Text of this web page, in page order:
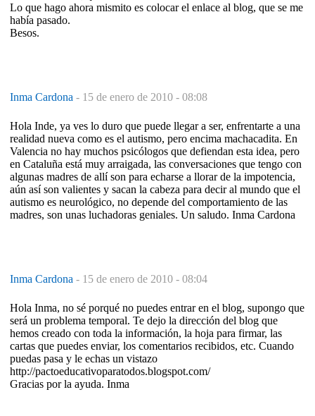
Lo que hago ahora mismito es colocar el enlace al blog, que se me
había pasado.
Besos.
Inma Cardona - 15 de enero de 2010 - 08:08
Hola Inde, ya ves lo duro que puede llegar a ser, enfrentarte a una
realidad nueva como es el autismo, pero encima machacadita. En
Valencia no hay muchos psicólogos que defiendan esta idea, pero
en Cataluña está muy arraigada, las conversaciones que tengo con
algunas madres de allí son para echarse a llorar de la impotencia,
aún así son valientes y sacan la cabeza para decir al mundo que el
autismo es neurológico, no depende del comportamiento de las
madres, son unas luchadoras geniales. Un saludo. Inma Cardona
Inma Cardona - 15 de enero de 2010 - 08:04
Hola Inma, no sé porqué no puedes entrar en el blog, supongo que
será un problema temporal. Te dejo la dirección del blog que
hemos creado con toda la información, la hoja para firmar, las
cartas que puedes enviar, los comentarios recibidos, etc. Cuando
puedas pasa y le echas un vistazo
http://pactoeducativoparatodos.blogspot.com/
Gracias por la ayuda. Inma